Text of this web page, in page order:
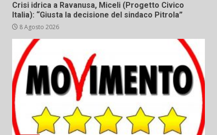
Crisi idrica a Ravanusa, Miceli (Progetto Civico
Italia): “Giusta la decisione del sindaco Pitrola”
8 Agosto 2026